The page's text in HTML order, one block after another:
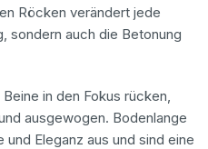
Röcken verändert jede
sondern auch die Betonung
in den Fokus rücken,
ausgewogen. Bodenlange
Eleganz aus und sind eine